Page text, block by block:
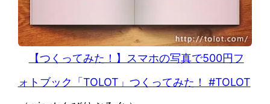
【つくってみた！】スマホの写真で500円フ
ォトブック「TOLOT」つくってみた！ #TOLOT